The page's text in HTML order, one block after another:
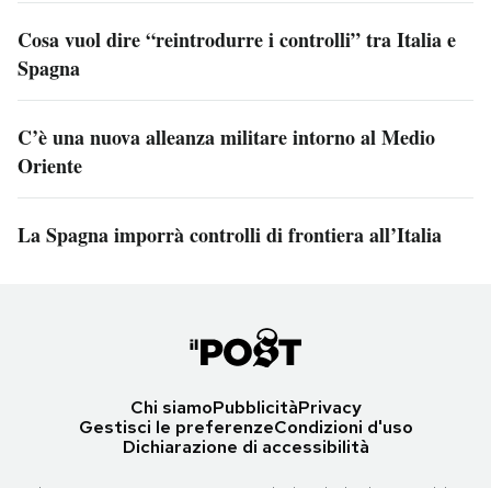
Cosa vuol dire “reintrodurre i controlli” tra Italia e
Spagna
C’è una nuova alleanza militare intorno al Medio
Oriente
La Spagna imporrà controlli di frontiera all’Italia
Chi siamoPubblicitàPrivacy
Gestisci le preferenzeCondizioni d'uso
Dichiarazione di accessibilità